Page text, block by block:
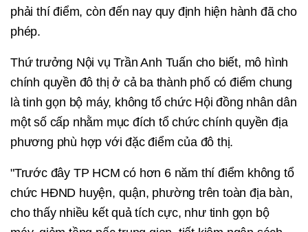
phải thí điểm, còn đến nay quy định hiện hành đã cho
phép.
Thứ trưởng Nội vụ Trần Anh Tuấn cho biết, mô hình
chính quyền đô thị ở cả ba thành phố có điểm chung
là tinh gọn bộ máy, không tổ chức Hội đồng nhân dân
một số cấp nhằm mục đích tổ chức chính quyền địa
phương phù hợp với đặc điểm của đô thị.
"Trước đây TP HCM có hơn 6 năm thí điểm không tổ
chức HĐND huyện, quận, phường trên toàn địa bàn,
cho thấy nhiều kết quả tích cực, như tinh gọn bộ